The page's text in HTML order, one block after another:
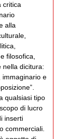
critica
alla
filosofica,
nella dicitura:
immaginario e
qualsiasi tipo
di lucro
inserti
commerciali.